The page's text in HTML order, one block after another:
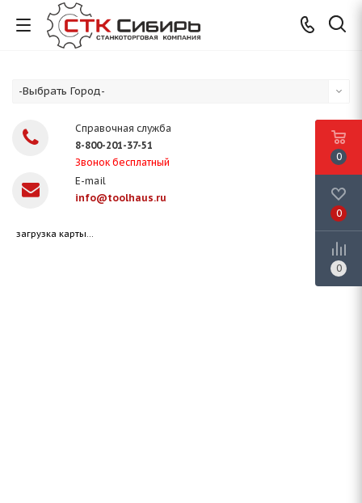
-Выбрать Город-
Справочная служба
8-800-201-37-51
Звонок бесплатный
E-mail
info@toolhaus.ru
загрузка карты...
0
0
0